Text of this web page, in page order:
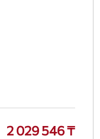
2 029 546 ₸